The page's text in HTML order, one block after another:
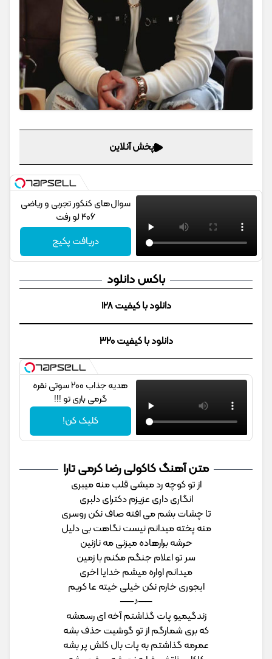
پخش آنلاین
سوال‌های کنکور تجربی و ریاضی
406 لو رفت
دریافت پکیج
باکس دانلود
دانلود با کیفیت 128
دانلود با کیفیت 320
هدیه جذاب 200 سوتی نقره
گرمی باری تو !!!
کلیک کن!
متن آهنگ کاکولی رضا کرمی تارا
از ﺗﻮ ﻛﻮﭼﻪ رد ﻣﻴﺸﻰ ﻗﻠﺐ ﻣﻨﻪ ﻣﻴﺒﺮی
اﻧﮕﺎری داری ﻋﺰﻳﺰم دﻛﺘﺮای دﻟﺒﺮی
ﺗﺎ ﭼﺸﺎت ﺑﺸﻢ ﻣﻰ اﻓﺘﻪ ﺻﺎف ﻧﻜﻦ روﺳﺮی
ﻣﻨﻪ ﭘﺨﺘﻪ ﻣﻴﺪاﻧﻢ ﻧﻴﺴﺖ ﻧﮕﺎﻫﺖ ﺑﻰ دﻟﻴﻞ
ﺣﺮﺷﻪ ﺑﺮارﻫﺎده ﻣﻴﺰﻧﻰ ﻣﻪ ﻧﺎزﻧﻴﻦ
ﺳﺮ ﺗﻮ اﻋﻠﺎم ﺟﻨﮕﻢ ﻣﻜﻨﻢ ﺑﺎ زﻣﻴﻦ
ﻣﻴﺪاﻧﻢ اواره ﻣﻴﺸﻢ ﺧﺪاﻳﺎ اﺧﺮی
اﻳﺠﻮری ﺧﺎرم ﻧﻜﻦ ﺧﻴﻠﻰ ﺧﻴﺘﻪ ﻋﺎ ﻛﺮﻳﻢ
──♪──
زﻧﺪﮔﻴﻤﻴﻮ ﭘﺎت ﮔﺬاﺷﺘﻢ آﺧﻪ ای رﺳﻤﺸﻪ
ﻛﻪ ﺑﺮی ﺷﻤﺎرﮔﻢ از ﺗﻮ ﮔﻮﺷﻴﺖ ﺣﺬف ﺑﺸﻪ
ﻋﻤﺮﻣﻪ ﮔﺬاﺷﺘﻢ ﺑﻪ ﭘﺎت ﺑﺎل ﻛﻠﺶ ﭘﺮ ﺑﺸﻪ